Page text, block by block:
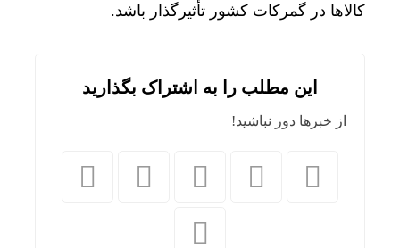
کالاها در گمرکات کشور تأثیرگذار باشد.
این مطلب را به اشتراک بگذارید
از خبرها دور نباشید!